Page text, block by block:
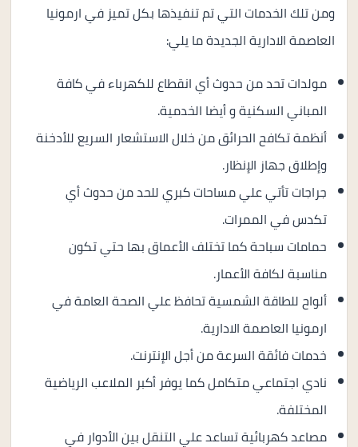
ومن تلك الخدمات التي تم تنفيذها بكل تميز في ارمونيا
العاصمة الادارية الجديدة ما يلي:
مولدات تحد من حدوث أي انقطاع للكهرباء في كافة
المباني السكنية و أيضا الخدمية.
أنظمة تكافح الحرائق من خلال الاستشعار السريع للأدخنة
وإطلاق جهاز الإنظار.
جراجات تأتي علي مساحات كبري للحد من حدوث أي
تكدس في الممرات.
حمامات سباحة كما تختلف الأعماق بها حتي تكون
مناسبة لكافة الأعمار.
ألواح للطاقة الشمسية تحافظ علي الصحة العامة في
ارمونيا العاصمة الادارية.
خدمات فائقة السرعة من أجل الإنترنت.
نادي اجتماعي متكامل كما يوفر أكبر الملاعب الرياضية
المختلفة.
مصاعد كهربائية تساعد علي التنقل بين الأدوار في